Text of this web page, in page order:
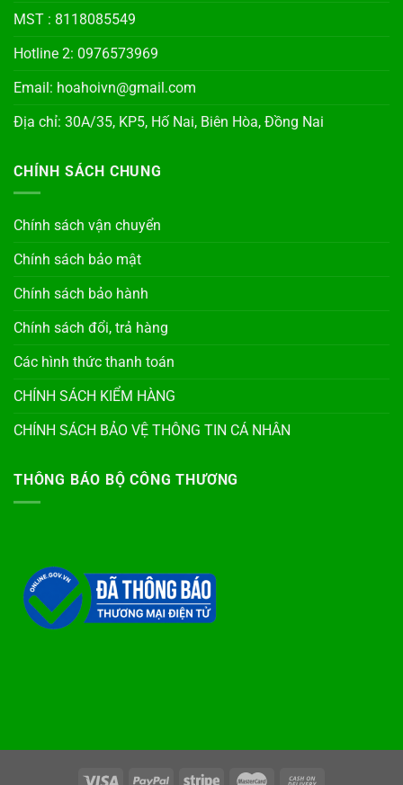
MST : 8118085549
Hotline 2: 0976573969
Email: hoahoivn@gmail.com
Địa chỉ: 30A/35, KP5, Hố Nai, Biên Hòa, Đồng Nai
CHÍNH SÁCH CHUNG
Chính sách vận chuyển
Chính sách bảo mật
Chính sách bảo hành
Chính sách đổi, trả hàng
Các hình thức thanh toán
CHÍNH SÁCH KIỂM HÀNG
CHÍNH SÁCH BẢO VỆ THÔNG TIN CÁ NHÂN
THÔNG BÁO BỘ CÔNG THƯƠNG